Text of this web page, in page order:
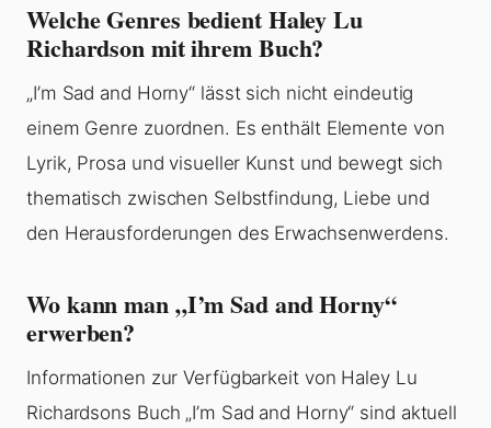
Welche Genres bedient Haley Lu
Richardson mit ihrem Buch?
„I’m Sad and Horny“ lässt sich nicht eindeutig
einem Genre zuordnen. Es enthält Elemente von
Lyrik, Prosa und visueller Kunst und bewegt sich
thematisch zwischen Selbstfindung, Liebe und
den Herausforderungen des Erwachsenwerdens.
Wo kann man „I’m Sad and Horny“
erwerben?
Informationen zur Verfügbarkeit von Haley Lu
Richardsons Buch „I’m Sad and Horny“ sind aktuell